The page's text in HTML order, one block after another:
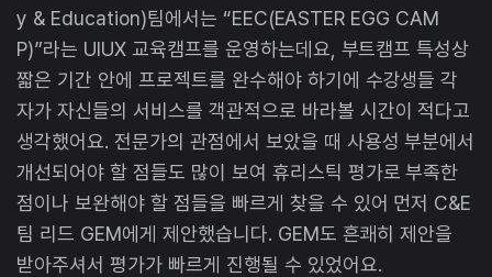
y & Education)팀에서는 “EEC(EASTER EGG CAM
P)”라는 UIUX 교육캠프를 운영하는데요, 부트캠프 특성상
짧은 기간 안에 프로젝트를 완수해야 하기에 수강생들 각
자가 자신들의 서비스를 객관적으로 바라볼 시간이 적다고
생각했어요. 전문가의 관점에서 보았을 때 사용성 부분에서
개선되어야 할 점들도 많이 보여 휴리스틱 평가로 부족한
점이나 보완해야 할 점들을 빠르게 찾을 수 있어 먼저 C&E
팀 리드 GEM에게 제안했습니다. GEM도 흔쾌히 제안을
받아주셔서 평가가 빠르게 진행될 수 있었어요.